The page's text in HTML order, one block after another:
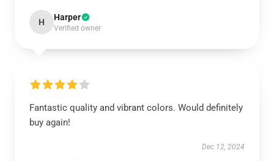
H Harper
Verified owner
Fantastic quality and vibrant colors. Would definitely
buy again!
Dec 12, 2024